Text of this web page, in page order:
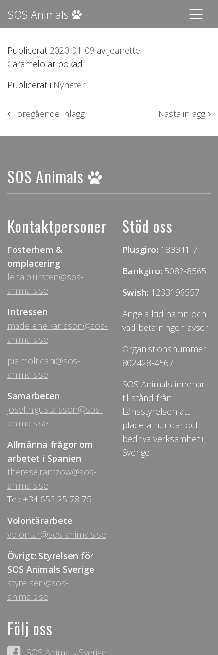
SOS Animals
Publicerat 2020-01-09 av Jeanette
Caramelo är bokad
Publicerat i Nyheter
Inläggsnavigering
Föregående inlägg Nästa inlägg
SOS Animals
Kontaktpersoner
Fosterhem &
omplacering
lena.bjursten@sos-
animals.se
Intressen
madelene.karlsson@sos-
animals.se
pia.molticani@sos-
animals.se
Samarbeten
josefin.gustafsson@sos-
animals.se
Allmänna frågor om
arbetet i Spanien
therese.rantzow@sos-
animals.se
Tel: +34 653 25 78 75
Volontärarbete
volontar@sos-animals.se
Övrigt: Styrelsen för
SOS Animals Sverige
styrelsen@sos-
animals.se
Stöd oss
Plusgiro: 183341-7
Bankgiro: 5082-8565
Swish: 1233196557
Ange alltid namn och
vad betalningen avser!
Organistionsnummer:
802428-4567
SOS Animals innehar
tillstånd från
Länsstyrelsen att
placera hundar och
bedriva verksamhet i
Sverige
Följ oss
SOS Animals Sverige